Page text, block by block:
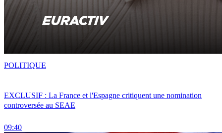
EXCLUSIF : La France et l'Espagne critiquent une nomination
controversée au SEAE
09:40
POLITIQUE